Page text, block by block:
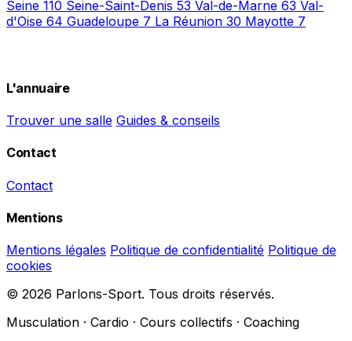
Seine 110 Seine-Saint-Denis 53 Val-de-Marne 63 Val-
d'Oise 64 Guadeloupe 7 La Réunion 30 Mayotte 7
L'annuaire
Trouver une salle Guides & conseils
Contact
Contact
Mentions
Mentions légales Politique de confidentialité Politique de
cookies
© 2026 Parlons-Sport. Tous droits réservés.
Musculation · Cardio · Cours collectifs · Coaching